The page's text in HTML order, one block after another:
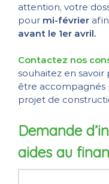
attention, votre
pour mi-février
avant le 1er avril.
Contactez nos
souhaitez en
être
projet de
Demande
aides au